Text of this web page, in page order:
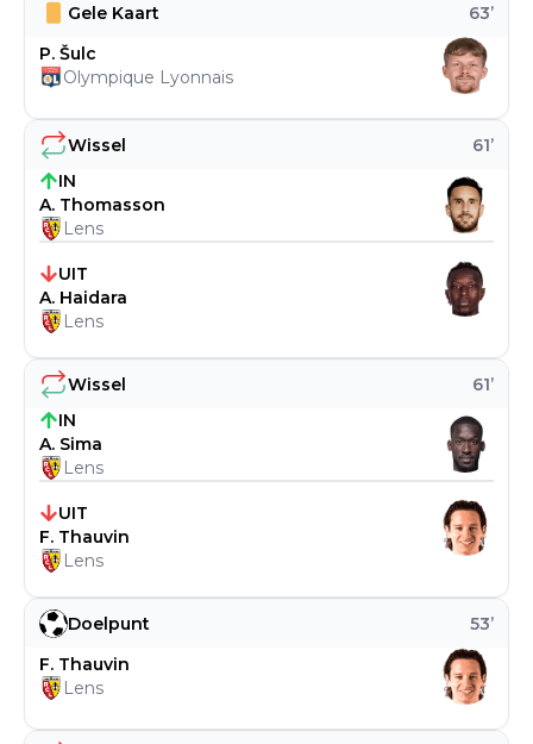
Doelpunt 53’
F. Thauvin
Lens
Wissel 61’
IN
A. Sima
Lens
UIT
F. Thauvin
Lens
Wissel 61’
IN
A. Thomasson
Lens
UIT
A. Haidara
Lens
Gele Kaart 63’
P. Šulc
Olympique Lyonnais